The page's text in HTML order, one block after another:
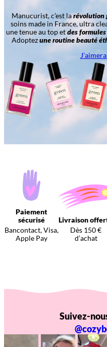
Manucurist, c’est larévolution
soins made in France, ultra
une tenue au top etdes
Adoptezune routine beauté
Paiement
sécurisé
Bancontact, Visa,
Apple Pay
Livraison
Dès 150 €
d’achat
Suivez-